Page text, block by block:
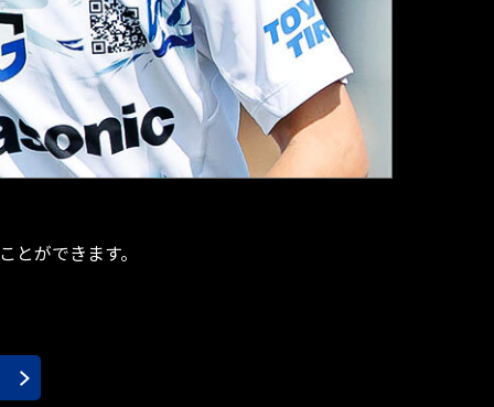
ができます。